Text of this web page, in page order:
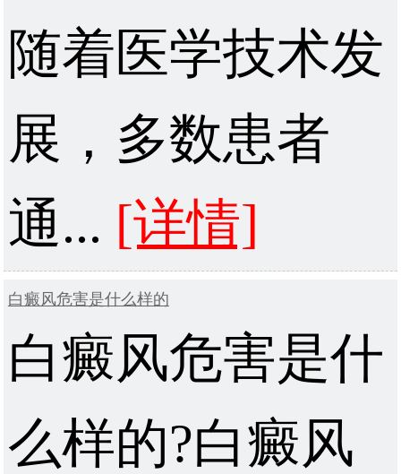
随着医学技术发
展，多数患者
通... [详情]
白癜风危害是什么样的
白癜风危害是什
么样的?白癜风